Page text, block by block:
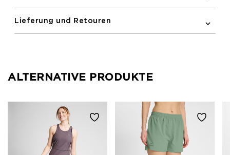
Lieferung und Retouren
ALTERNATIVE PRODUKTE